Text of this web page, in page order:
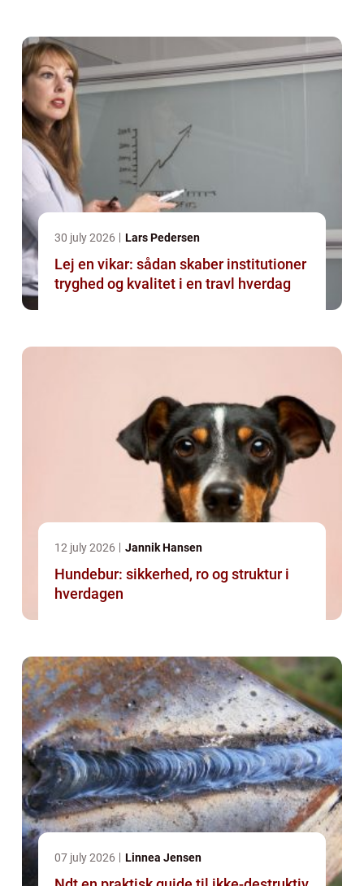
30 july 2026 Lars Pedersen
Lej en vikar: sådan skaber institutioner
tryghed og kvalitet i en travl hverdag
12 july 2026 Jannik Hansen
Hundebur: sikkerhed, ro og struktur i
hverdagen
07 july 2026 Linnea Jensen